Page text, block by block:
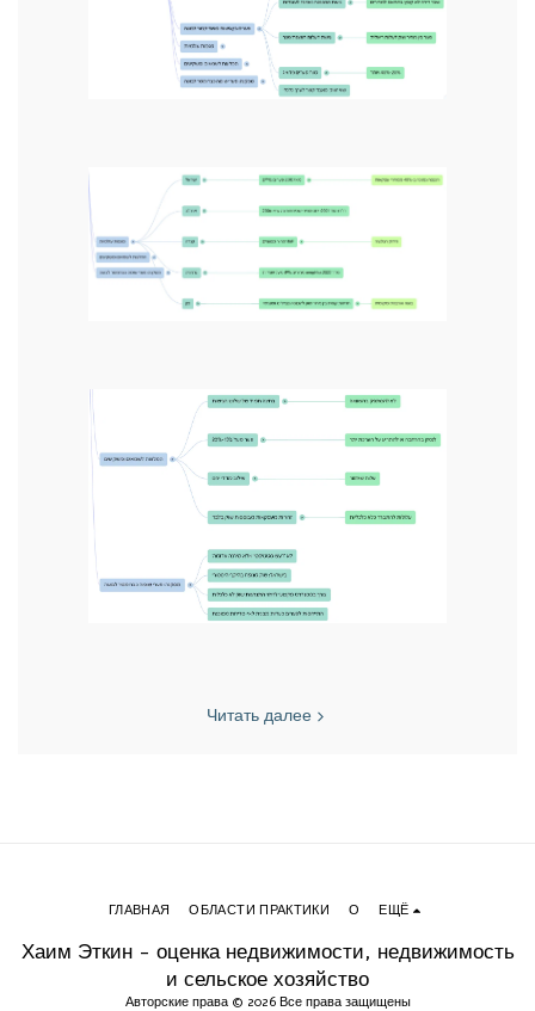
Читать далее
Хаим Эткин - оценка недвижимости, недвижимость
и сельское хозяйство
Авторские права © 2026 Все права защищены
ГЛАВНАЯ ОБЛАСТИ ПРАКТИКИ О ЕЩЁ